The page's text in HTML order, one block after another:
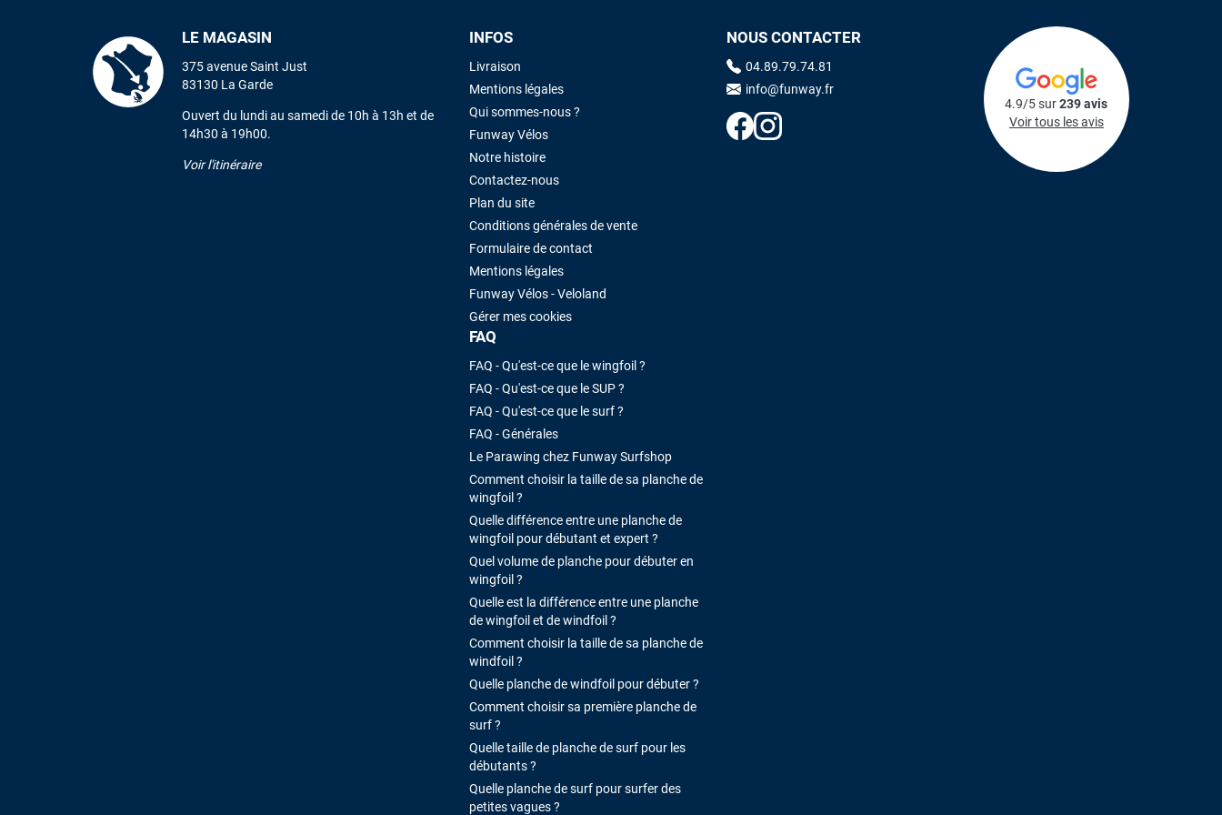
LE MAGASIN
375 avenue Saint Just
83130 La Garde
Ouvert du lundi au samedi de 10h à 13h et de
14h30 à 19h00.
Voir l'itinéraire
INFOS
Livraison
Mentions légales
Qui sommes-nous ?
Funway Vélos
Notre histoire
Contactez-nous
Plan du site
Conditions générales de vente
Formulaire de contact
Mentions légales
Funway Vélos - Veloland
Gérer mes cookies
FAQ
FAQ - Qu'est-ce que le wingfoil ?
FAQ - Qu'est-ce que le SUP ?
FAQ - Qu'est-ce que le surf ?
FAQ - Générales
Le Parawing chez Funway Surfshop
Comment choisir la taille de sa planche de
wingfoil ?
Quelle différence entre une planche de
wingfoil pour débutant et expert ?
Quel volume de planche pour débuter en
wingfoil ?
Quelle est la différence entre une planche
de wingfoil et de windfoil ?
Comment choisir la taille de sa planche de
windfoil ?
Quelle planche de windfoil pour débuter ?
Comment choisir sa première planche de
surf ?
Quelle taille de planche de surf pour les
débutants ?
Quelle planche de surf pour surfer des
petites vagues ?
NOUS CONTACTER
04.89.79.74.81
info@funway.fr
4.9/5 sur239 avis
Voir tous les avis
Maronui RICHMOND
il y a 3 mois
J'ai acheté une voile d'occasion depuis Tahiti. Super service. L'envoi a
été rapide. La voile est arrivée en super état. Mauruuru roa.
VOIR TOUS LES AVIS